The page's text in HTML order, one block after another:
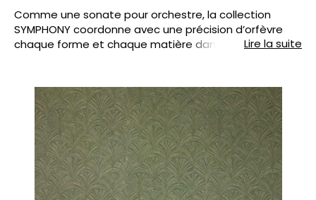
Comme une sonate pour orchestre, la collection
SYMPHONY coordonne avec une précision d’orfèvre
chaque forme et chaque matière dans des motifs
assurent, dès le toucher, une réelle profondeur de
grain, une qualité indéniable et un raffinement
empreint de poésie. Toujours en vinyle sur intissé sans
phtalates, le papier peint est adapté à tous les
intérieurs (chambre, salle de bain, cuisine, salle à
manger…).
Lire la suite